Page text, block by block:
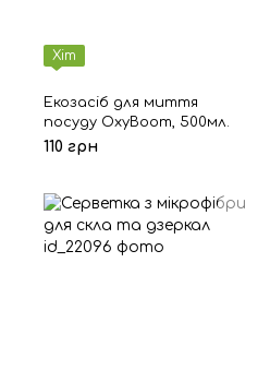
Хіт
Екозасіб для миття
посуду OxyBoom, 500мл.
110 грн